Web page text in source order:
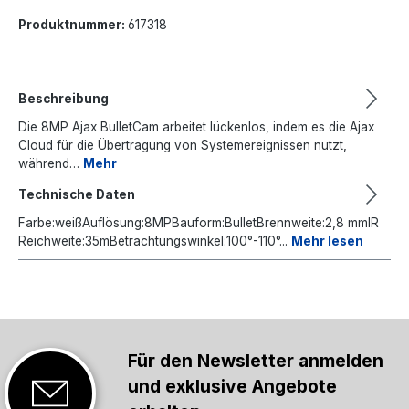
Produktnummer: 617318
Beschreibung
Die 8MP Ajax BulletCam arbeitet lückenlos, indem es die Ajax
Cloud für die Übertragung von Systemereignissen nutzt,
während… Mehr
Technische Daten
Farbe:weißAuflösung:8MPBauform:BulletBrennweite:2,8 mmIR
Reichweite:35mBetrachtungswinkel:100°-110°... Mehr lesen
Für den Newsletter anmelden
und exklusive Angebote